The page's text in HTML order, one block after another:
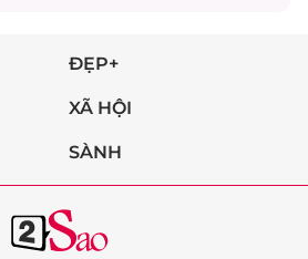
ĐẸP+
XÃ HỘI
SÀNH